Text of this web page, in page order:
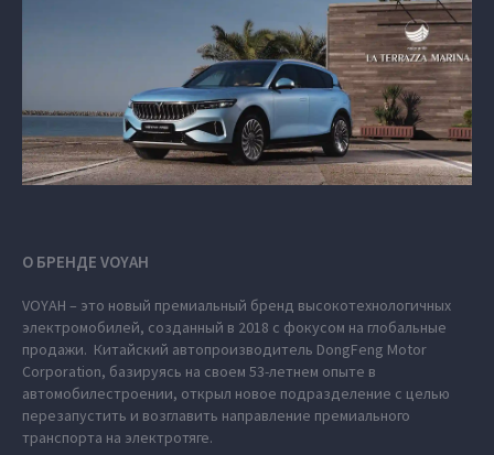
О БРЕНДЕ VOYAH
VOYAH – это новый премиальный бренд высокотехнологичных
электромобилей, созданный в 2018 с фокусом на глобальные
продажи. Китайский автопроизводитель DongFeng Motor
Corporation, базируясь на своем 53-летнем опыте в
автомобилестроении, открыл новое подразделение с целью
перезапустить и возглавить направление премиального
транспорта на электротяге.